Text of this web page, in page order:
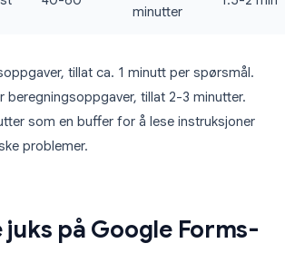
minutter
tillat ca. 1 minutt per spørsmål.
beregningsoppgaver, tillat 2-3 minutter.
som en buffer for å lese instruksjoner
problemer.
på Google Forms-